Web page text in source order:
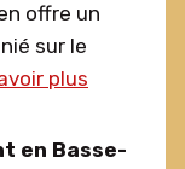
offre un
sur le
plus
en Basse-